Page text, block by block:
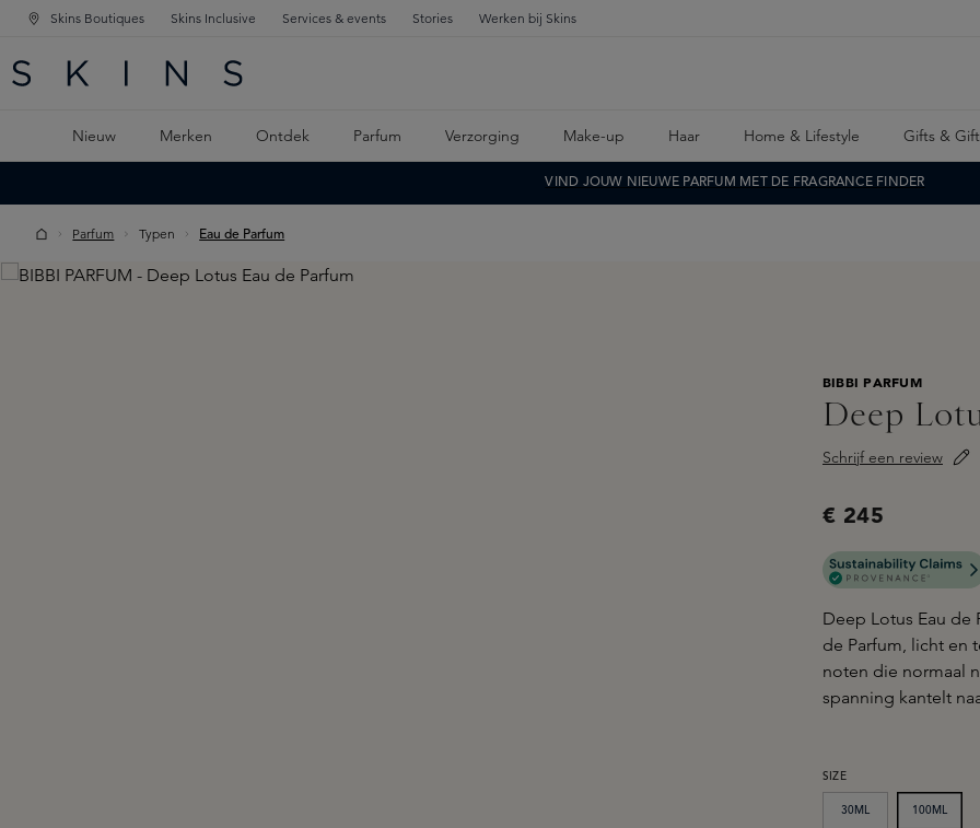
NAVIGATIE
DE HOOFDINHOUD
Skins Boutiques Skins Inclusive Services & events Stories Werken bij Skins
Nieuw Merken Ontdek Parfum Verzorging Make-up Haar Home & Lifestyle Gifts &
VIND JOUW NIEUWE PARFUM MET DE FRAGRANCE FINDER
Parfum Typen Eau de Parfum
Skip image gallery
BIBBI PARFUM
Deep
Schrijf een review
€ 245
Deep Lotus Eau de
de Parfum, licht en
noten die normaal
spanning kantelt
SELECTEER
SIZE
30ML 100ML